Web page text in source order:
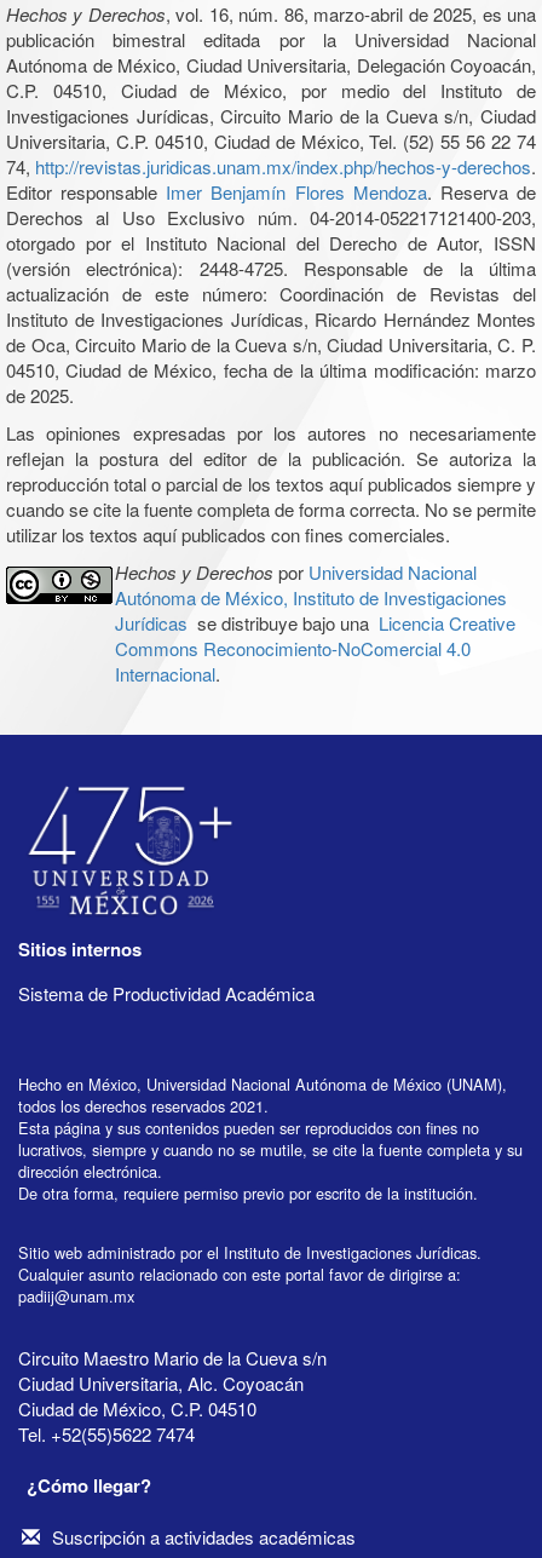
Hechos y Derechos, vol. 16, núm. 86, marzo-abril de 2025, es una
publicación bimestral editada por la Universidad Nacional
Autónoma de México, Ciudad Universitaria, Delegación Coyoacán,
C.P. 04510, Ciudad de México, por medio del Instituto de
Investigaciones Jurídicas, Circuito Mario de la Cueva s/n, Ciudad
Universitaria, C.P. 04510, Ciudad de México, Tel. (52) 55 56 22 74
74, http://revistas.juridicas.unam.mx/index.php/hechos-y-derechos.
Editor responsable Imer Benjamín Flores Mendoza. Reserva de
Derechos al Uso Exclusivo núm. 04-2014-052217121400-203,
otorgado por el Instituto Nacional del Derecho de Autor, ISSN
(versión electrónica): 2448-4725. Responsable de la última
actualización de este número: Coordinación de Revistas del
Instituto de Investigaciones Jurídicas, Ricardo Hernández Montes
de Oca, Circuito Mario de la Cueva s/n, Ciudad Universitaria, C. P.
04510, Ciudad de México, fecha de la última modificación: marzo
de 2025.
Las opiniones expresadas por los autores no necesariamente
reflejan la postura del editor de la publicación. Se autoriza la
reproducción total o parcial de los textos aquí publicados siempre y
cuando se cite la fuente completa de forma correcta. No se permite
utilizar los textos aquí publicados con fines comerciales.
Hechos y Derechos por Universidad Nacional
Autónoma de México, Instituto de Investigaciones
Jurídicas se distribuye bajo una Licencia Creative
Commons Reconocimiento-NoComercial 4.0
Internacional.
Sitios internos
Sistema de Productividad Académica
Hecho en México, Universidad Nacional Autónoma de México (UNAM),
todos los derechos reservados 2021.
Esta página y sus contenidos pueden ser reproducidos con fines no
lucrativos, siempre y cuando no se mutile, se cite la fuente completa y su
dirección electrónica.
De otra forma, requiere permiso previo por escrito de la institución.
Sitio web administrado por el Instituto de Investigaciones Jurídicas.
Cualquier asunto relacionado con este portal favor de dirigirse a:
padiij@unam.mx
Circuito Maestro Mario de la Cueva s/n
Ciudad Universitaria, Alc. Coyoacán
Ciudad de México, C.P. 04510
Tel. +52(55)5622 7474
¿Cómo llegar?
Suscripción a actividades académicas